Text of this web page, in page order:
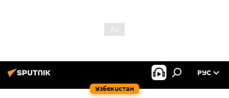
Узбекистан
РУС